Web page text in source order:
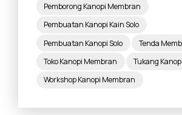
Pemborong Kanopi Membran
Pembuatan Kanopi Kain Solo
Pembuatan Kanopi Solo
Tenda
Toko Kanopi Membran
Tukang
Workshop Kanopi Membran